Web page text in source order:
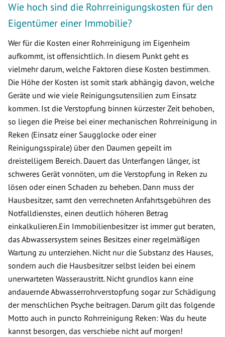
Wie hoch sind die Rohrreinigungskosten für den
Eigentümer einer Immobilie?
Wer für die Kosten einer Rohrreinigung im Eigenheim
aufkommt, ist offensichtlich. In diesem Punkt geht es
vielmehr darum, welche Faktoren diese Kosten bestimmen.
Die Höhe der Kosten ist somit stark abhängig davon, welche
Geräte und wie viele Reinigungsutensilien zum Einsatz
kommen. Ist die Verstopfung binnen kürzester Zeit behoben,
so liegen die Preise bei einer mechanischen Rohrreinigung in
Reken (Einsatz einer Saugglocke oder einer
Reinigungsspirale) über den Daumen gepeilt im
dreistelligem Bereich. Dauert das Unterfangen länger, ist
schweres Gerät vonnöten, um die Verstopfung in Reken zu
lösen oder einen Schaden zu beheben. Dann muss der
Hausbesitzer, samt den verrechneten Anfahrtsgebühren des
Notfalldienstes, einen deutlich höheren Betrag
einkalkulieren.Ein Immobilienbesitzer ist immer gut beraten,
das Abwassersystem seines Besitzes einer regelmäßigen
Wartung zu unterziehen. Nicht nur die Substanz des Hauses,
sondern auch die Hausbesitzer selbst leiden bei einem
unerwarteten Wasseraustritt. Nicht grundlos kann eine
andauernde Abwasserrohrverstopfung sogar zur Schädigung
der menschlichen Psyche beitragen. Darum gilt das folgende
Motto auch in puncto Rohrreinigung Reken: Was du heute
kannst besorgen, das verschiebe nicht auf morgen!